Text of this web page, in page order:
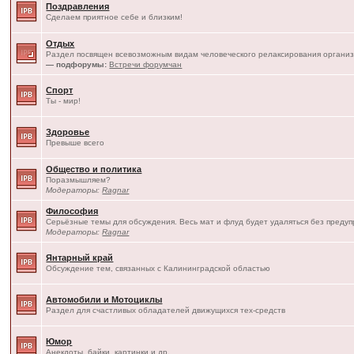
Поздравления
Сделаем приятное себе и близким!
Отдых
Раздел посвящен всевозможным видам человеческого релаксирования
— подфорумы: Встречи форумчан
Спорт
Ты - мир!
Здоровье
Превыше всего
Общество и политика
Поразмышляем?
Модераторы:Ragnar
Философия
Серьёзные темы для обсуждения. Весь мат и флуд будет удаляться без
Модераторы:Ragnar
Янтарный край
Обсуждение тем, связанных с Калининградской областью
Автомобили и Мотоциклы
Раздел для счастливых обладателей движущихся тех-средств
Юмор
Анекдоты, байки, картинки и др.